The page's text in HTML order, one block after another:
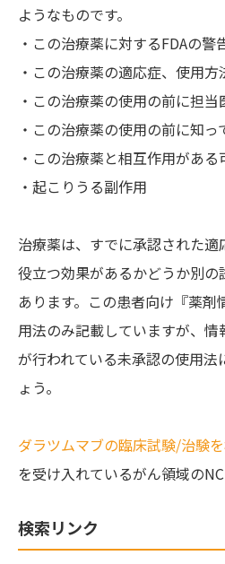
ようなものです。
・この治療薬に対するFDAの警
・この治療薬の適応症、使用方
・この治療薬の使用の前に担
・この治療薬の使用の前に知っ
・この治療薬と相互作用があ
・起こりうる副作用
治療薬は、すでに承認された
役立つ効果があるかどうか別
あります。この患者向け『薬
用法のみ記載していますが、
が行われている未承認の使用法
ょう。
ダラツムマブの臨床試験/治験を
を受け入れているがん領域の
検索リンク